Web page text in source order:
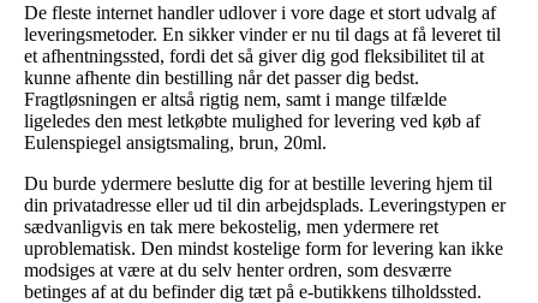
De fleste internet handler udlover i vore dage et stort udvalg af
leveringsmetoder. En sikker vinder er nu til dags at få leveret til
et afhentningssted, fordi det så giver dig god fleksibilitet til at
kunne afhente din bestilling når det passer dig bedst.
Fragtløsningen er altså rigtig nem, samt i mange tilfælde
ligeledes den mest letkøbte mulighed for levering ved køb af
Eulenspiegel ansigtsmaling, brun, 20ml.
Du burde ydermere beslutte dig for at bestille levering hjem til
din privatadresse eller ud til din arbejdsplads. Leveringstypen er
sædvanligvis en tak mere bekostelig, men ydermere ret
uproblematisk. Den mindst kostelige form for levering kan ikke
modsiges at være at du selv henter ordren, som desværre
betinges af at du befinder dig tæt på e-butikkens tilholdssted.